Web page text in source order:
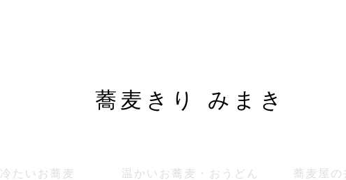
蕎麦きり みまき
冷たいお蕎麦 温かいお蕎麦・おうどん 蕎麦屋の